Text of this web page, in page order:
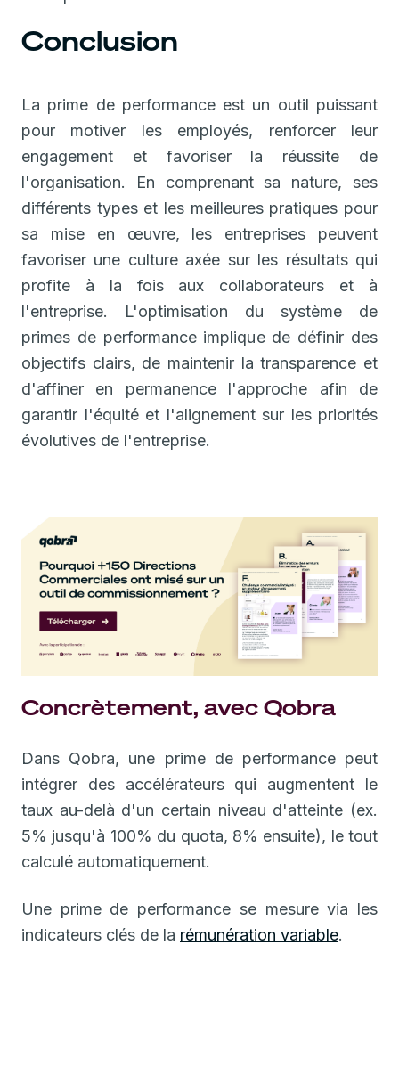
Conclusion
La prime de performance est un outil puissant
pour motiver les employés, renforcer leur
engagement et favoriser la réussite de
l'organisation. En comprenant sa nature, ses
différents types et les meilleures pratiques pour
sa mise en œuvre, les entreprises peuvent
favoriser une culture axée sur les résultats qui
profite à la fois aux collaborateurs et à
l'entreprise. L'optimisation du système de
primes de performance implique de définir des
objectifs clairs, de maintenir la transparence et
d'affiner en permanence l'approche afin de
garantir l'équité et l'alignement sur les priorités
évolutives de l'entreprise.
Concrètement, avec Qobra
Dans Qobra, une prime de performance peut
intégrer des accélérateurs qui augmentent le
taux au-delà d'un certain niveau d'atteinte (ex.
5% jusqu'à 100% du quota, 8% ensuite), le tout
calculé automatiquement.
Une prime de performance se mesure via les
indicateurs clés de la rémunération variable.